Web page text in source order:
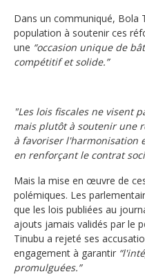
Dans un communiqué, Bola
population à soutenir ces
une “occasion unique de
compétitif et solide.”
"Les lois fiscales ne visent
mais plutôt à soutenir une
à favoriser l'harmonisation
en renforçant le contrat
Mais la mise en œuvre de
polémiques. Les
que les lois publiées au
ajouts jamais validés par le
Tinubu a rejeté ses
engagement à garantir
promulguées.”